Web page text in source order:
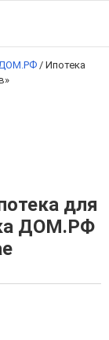
/ Ипотека
для
ДОМ.РФ